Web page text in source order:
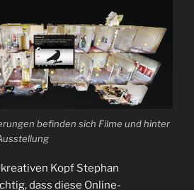
befinden sich Filme und hinter
Kopf Stephan
dass diese Online-